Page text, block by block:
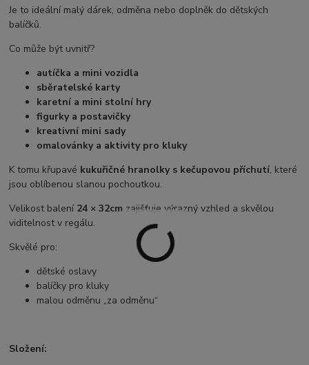
Je to ideální malý dárek, odměna nebo doplněk do dětských
balíčků.
Co může být uvnitř?
autíčka a mini vozidla
sběratelské karty
karetní a mini stolní hry
figurky a postavičky
kreativní mini sady
omalovánky a aktivity pro kluky
K tomu křupavé kukuřičné hranolky s kečupovou příchutí, které
jsou oblíbenou slanou pochoutkou.
Velikost balení 24 × 32cm zajišťuje výrazný vzhled a skvělou
viditelnost v regálu.
Skvělé pro:
dětské oslavy
balíčky pro kluky
malou odměnu „za odměnu“
Složení: